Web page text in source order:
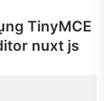
TinyMCE
nuxt js